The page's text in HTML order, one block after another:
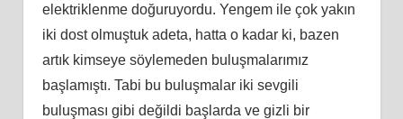
elektriklenme doğuruyordu. Yengem ile çok yakın
iki dost olmuştuk adeta, hatta o kadar ki, bazen
artık kimseye söylemeden buluşmalarımız
başlamıştı. Tabi bu buluşmalar iki sevgili
buluşması gibi değildi başlarda ve gizli bir